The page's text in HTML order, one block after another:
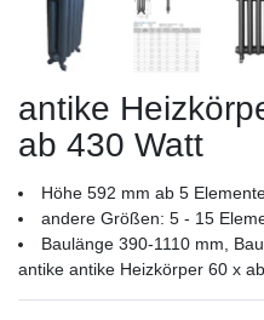
antike
ab 430 Watt
Höhe 592 mm ab 5
andere Größen: 5 - 15
Baulänge 390-1110 mm,
antike antike Heizkörper 60 x